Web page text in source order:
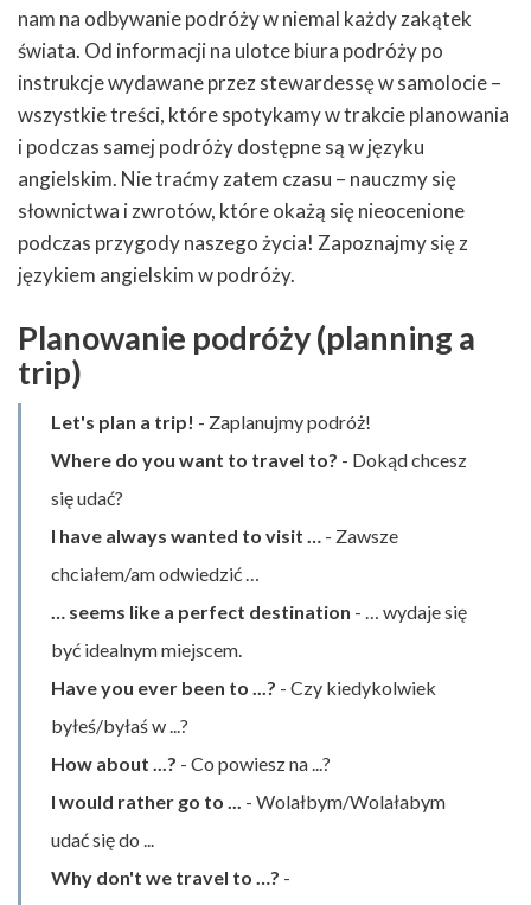
nam na odbywanie podróży w niemal każdy zakątek
świata. Od informacji na ulotce biura podróży po
instrukcje wydawane przez stewardessę w samolocie –
wszystkie treści, które spotykamy w trakcie planowania
i podczas samej podróży dostępne są w języku
angielskim. Nie traćmy zatem czasu – nauczmy się
słownictwa i zwrotów, które okażą się nieocenione
podczas przygody naszego życia! Zapoznajmy się z
językiem angielskim w podróży.
Planowanie podróży (planning a
trip)
Let's plan a trip! - Zaplanujmy podróż!
Where do you want to travel to? - Dokąd chcesz
się udać?
I have always wanted to visit … - Zawsze
chciałem/am odwiedzić …
… seems like a perfect destination - … wydaje się
być idealnym miejscem.
Have you ever been to ...? - Czy kiedykolwiek
byłeś/byłaś w ...?
How about ...? - Co powiesz na ...?
I would rather go to ... - Wolałbym/Wolałabym
udać się do ...
Why don't we travel to …? -